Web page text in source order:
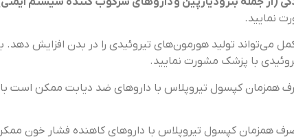
نمایید.
می‌تواند تولید هورمون‌های تیروئیدی را در بدن افزایش
با پزشک مشورت نمایید.
همزمان کپسول تیروپلاس با داروهای ضد دیابت ممکن است
همزمان کپسول تیروپلاس با داروهای کاهنده فشار خون